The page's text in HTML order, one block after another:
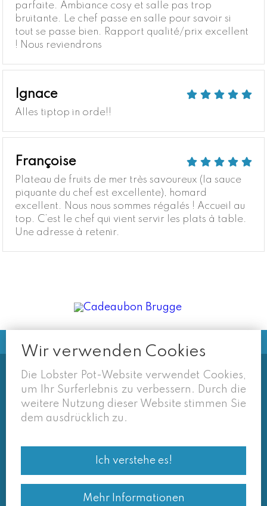
parfaite. Ambiance cosy et salle pas trop
bruitante. Le chef passe en salle pour savoir si
tout se passe bien. Rapport qualité/prix excellent
! Nous reviendrons
Ignace
Alles tiptop in orde!!
Françoise
Plateau de fruits de mer très savoureux (la sauce
piquante du chef est excellente), homard
excellent. Nous nous sommes régalés ! Accueil au
top. C’est le chef qui vient servir les plats à table.
Une adresse à retenir.
Soms vermelden derden sites
(google/overzichtssites) een tarief dat niet meer
van toepassing is. Enkel de prijzen op onze eigen
recht voor om ook van daar geafficheerde prijzen
af te wijken.
© Lobster Pot 2026
Wir verwenden Cookies
Die Lobster Pot-Website verwendet Cookies,
um Ihr Surferlebnis zu verbessern. Durch die
weitere Nutzung dieser Website stimmen Sie
dem ausdrücklich zu.
Ich verstehe es!
Mehr Informationen